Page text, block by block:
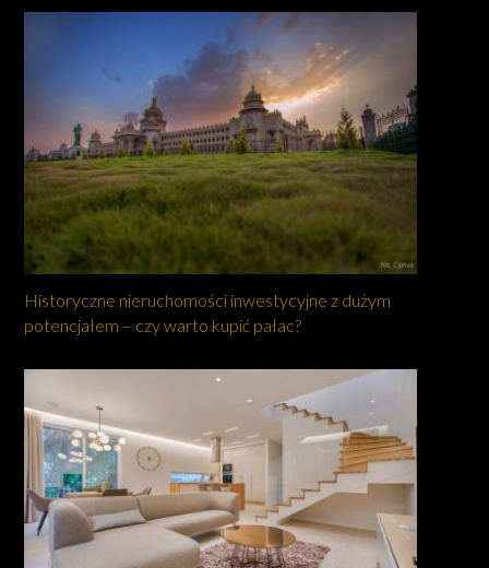
Historyczne nieruchomości inwestycyjne z dużym
potencjałem – czy warto kupić pałac?